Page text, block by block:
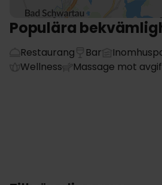
Populära
Restaurang Bar
Wellness
Massage mot